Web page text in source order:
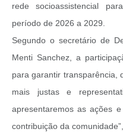
rede socioassistencial
período de 2026 a 2029.
Segundo o secretário de
Menti Sanchez, a
para garantir transparência,
mais justas e
apresentaremos as ações
contribuição da